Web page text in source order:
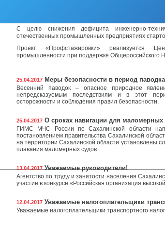
С целю снижения дефицита инженерно-
отечественных промышленных предприятиях
Проект «Профстажировки» реализуется
промышленности при поддержке Общероссийского
25.04.2017 Меры безопасности в период
Весенний паводок – опасное природное
непредсказуемым последствиям и в этот
осторожности и соблюдения правил безопасности.
25.04.2017 О сроках навигации для маломерных
ГИМС МЧС России по Сахалинской области
постановлением правительства Сахалинской
на территории Сахалинской области установлены
плавания маломерных судов
13.04.2017Уважаемые руководители!
Агентство по труду и занятости населения
участие в конкурсе «Российская организация
12.04.2017 Уважаемые налогоплательщики
Уважаемые налогоплательщики транспортного